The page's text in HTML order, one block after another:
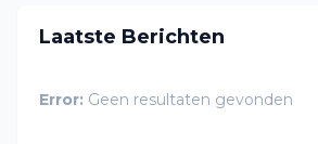
Laatste Berichten
Error: Geen resultaten gevonden